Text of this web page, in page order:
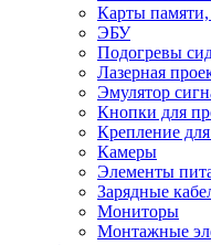
Карты
ЭБУ
Подогревы
Лазерная
Эмулятор
Кнопки для
Крепление для
Камеры
Элементы
Зарядные
Мониторы
Монтажные